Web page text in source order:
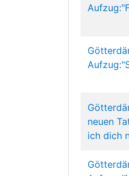
neuen
ich dich